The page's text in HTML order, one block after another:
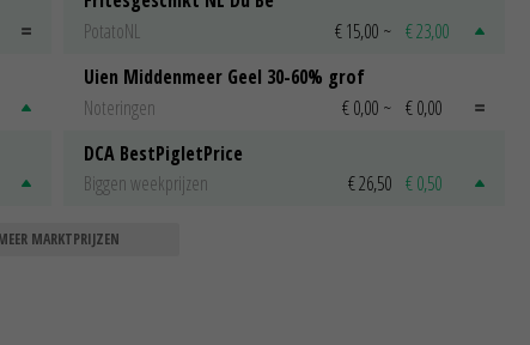
PotatoNL
€ 15,00 ~ € 23,00
Uien Middenmeer Geel 30-60% grof
Noteringen
€ 0,00 ~ € 0,00
DCA BestPigletPrice
Biggen weekprijzen
€ 26,50 € 0,50
MARKTPRIJZEN